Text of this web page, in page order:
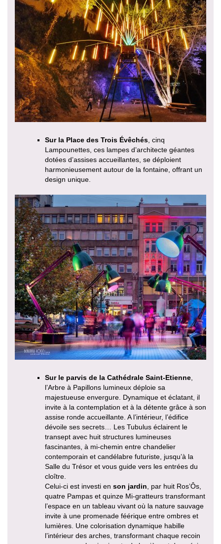
Sur la Place des Trois Évêchés , cinq
Lampounettes, ces lampes d’architecte géantes
dotées d’assises accueillantes, se déploient
harmonieusement autour de la fontaine, offrant un
design unique.
Sur le parvis de la Cathédrale Saint-Etienne
l’Arbre à Papillons lumineux déploie sa
majestueuse envergure. Dynamique et éclatant, il
invite à la contemplation et à la détente grâce à son
assise ronde accueillante. A l’intérieur, l’édifice
dévoile ses secrets… Les Tubulus éclairent le
transept avec huit structures lumineuses
fascinantes, à mi-chemin entre chandelier
contemporain et candélabre futuriste, jusqu’à la
Salle du Trésor et vous guide vers les entrées du
cloître.
Celui-ci est investi en son jardin , par huit Ros’Ôs,
quatre Pampas et quinze Mi-gratteurs transformant
l’espace en un tableau vivant où la nature sauvage
invite à une promenade féérique entre ombres et
lumières. Une colorisation dynamique habille
l’intérieur des arches, transformant chaque recoin